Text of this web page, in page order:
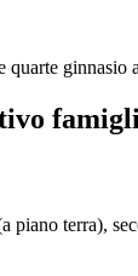
ginnasio
piano terra),